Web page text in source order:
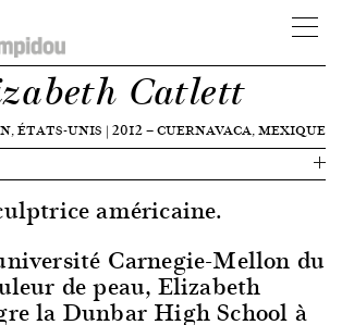
Catlett
ÉTATS-UNIS | 2012—CUERNAVACA, MEXIQUE
américaine.
Carnegie-Mellon du
de peau, Elizabeth
la Dunbar High School à